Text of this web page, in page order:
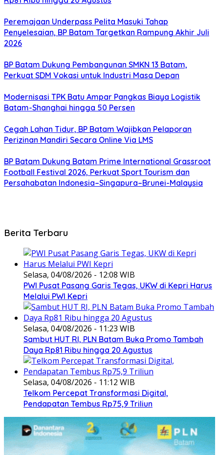
Peremajaan Underpass Pelita Masuki Tahap
Penyelesaian, BP Batam Targetkan Rampung Akhir Juli
2026
BP Batam Dukung Pembangunan SMKN 13 Batam,
Perkuat SDM Vokasi untuk Industri Masa Depan
Modernisasi TPK Batu Ampar Pangkas Biaya Logistik
Batam-Shanghai hingga 50 Persen
Cegah Lahan Tidur, BP Batam Wajibkan Pelaporan
Perizinan Mandiri Secara Online Via LMS
BP Batam Dukung Batam Prime International Grassroot
Football Festival 2026, Perkuat Sport Tourism dan
Persahabatan Indonesia–Singapura–Brunei-Malaysia
Berita Terbaru
Selasa, 04/08/2026 - 12:08 WIB
PWI Pusat Pasang Garis Tegas, UKW di Kepri Harus
Melalui PWI Kepri
Selasa, 04/08/2026 - 11:23 WIB
Sambut HUT RI, PLN Batam Buka Promo Tambah
Daya Rp81 Ribu hingga 20 Agustus
Selasa, 04/08/2026 - 11:12 WIB
Telkom Percepat Transformasi Digital,
Pendapatan Tembus Rp75,9 Triliun